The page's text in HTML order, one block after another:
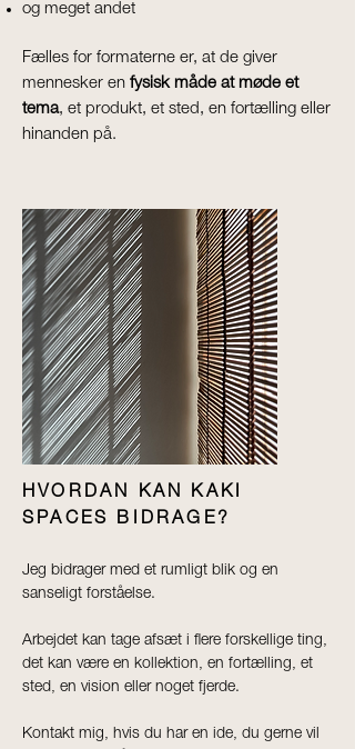
og meget andet
Fælles for formaterne er, at de giver
mennesker en fysisk måde at møde et
tema, et produkt, et sted, en fortælling eller
hinanden på.
​HVORDAN KAN KAKI
SPACES BIDRAGE?
Jeg bidrager med et rumligt blik og en
sanseligt forståelse.
Arbejdet kan tage afsæt i flere forskellige ting,
det kan være en kollektion, en fortælling, et
sted, en vision eller noget fjerde.
Kontakt mig, hvis du har en ide, du gerne vil